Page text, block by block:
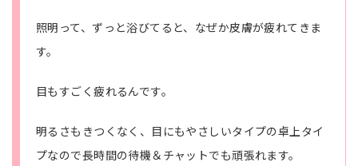
照明って、ずっと浴びてると、なぜか皮膚が疲れてきま
す。
目もすごく疲れるんです。
明るさもきつくなく、目にもやさしいタイプの卓上タイ
プなので長時間の待機＆チャットでも頑張れます。